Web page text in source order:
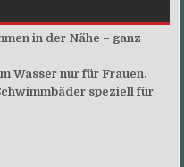
in der Nähe – ganz
Wasser nur für Frauen.
speziell für